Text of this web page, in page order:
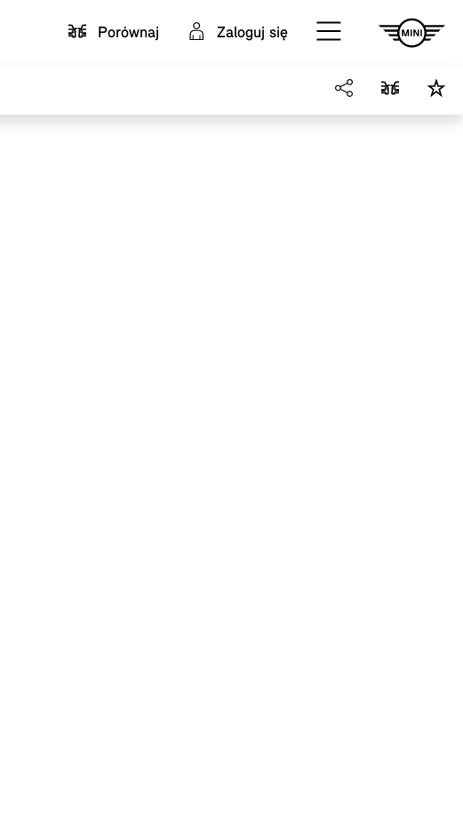
Porównaj
Zaloguj się